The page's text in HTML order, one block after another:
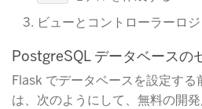
ビューとコントローラーロ
PostgreSQL データベースの
Flask でデータベースを設定す
は、次のようにして、無料の開